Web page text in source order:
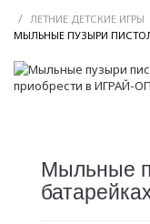
/ ЛЕТНИЕ ДЕТСКИЕ ИГРЫ
МЫЛЬНЫЕ ПУЗЫРИ
Мыльные